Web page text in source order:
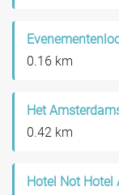
0.16 km
Het
0.42 km
Hotel Not Hotel